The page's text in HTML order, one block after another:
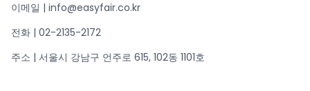
이메일 | info@easyfair.co.kr
전화 | 02-2135-2172
주소 | 서울시 강남구 언주로 615, 102동 1101호